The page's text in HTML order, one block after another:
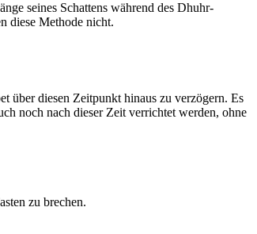
seines Schattens während des Dhuhr-
diese Methode nicht.
über diesen Zeitpunkt hinaus zu verzögern. Es
noch nach dieser Zeit verrichtet werden, ohne
zu brechen.